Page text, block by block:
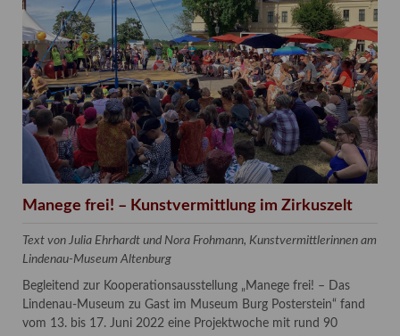
Manege frei! – Kunstvermittlung im Zirkuszelt
Text von Julia Ehrhardt und Nora Frohmann, Kunstvermittlerinnen am
Lindenau-Museum Altenburg
Begleitend zur Kooperationsausstellung „Manege frei! – Das
Lindenau-Museum zu Gast im Museum Burg Posterstein“ fand
vom 13. bis 17. Juni 2022 eine Projektwoche mit rund 90